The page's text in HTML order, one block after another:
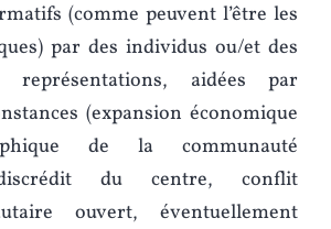
(comme peuvent l’être les
par des individus ou/et des
représentations, aidées par
(expansion économique
de la communauté
du centre, conflit
ouvert, éventuellement